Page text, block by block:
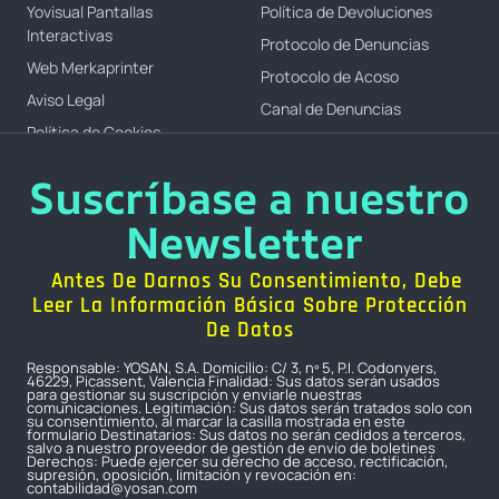
Yovisual Pantallas
Interactivas
Web Merkaprinter
Aviso Legal
Política de Cookies
Política de Devoluciones
Protocolo de Denuncias
Protocolo de Acoso
Canal de Denuncias
Suscríbase a nuestro
Newsletter
Antes De Darnos Su Consentimiento, Debe
Leer La Información Básica Sobre Protección
De Datos
Responsable: YOSAN, S.A. Domicilio: C/ 3, nº 5, P.I. Codonyers,
46229, Picassent, Valencia Finalidad: Sus datos serán usados
para gestionar su suscripción y enviarle nuestras
comunicaciones. Legitimación: Sus datos serán tratados solo con
su consentimiento, al marcar la casilla mostrada en este
formulario Destinatarios: Sus datos no serán cedidos a terceros,
salvo a nuestro proveedor de gestión de envío de boletines
Derechos: Puede ejercer su derecho de acceso, rectificación,
supresión, oposición, limitación y revocación en:
contabilidad@yosan.com